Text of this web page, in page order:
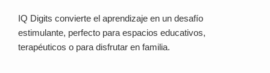
IQ Digits convierte el aprendizaje en un desafío
estimulante, perfecto para espacios educativos,
terapéuticos o para disfrutar en familia.